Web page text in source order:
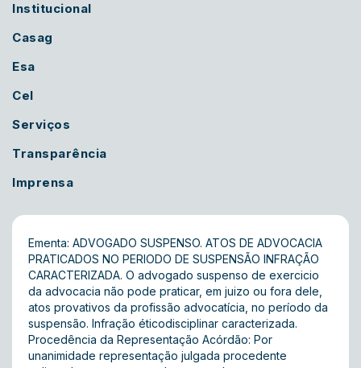
Institucional
Casag
Esa
Cel
Serviços
Transparência
Imprensa
Ementa: ADVOGADO SUSPENSO. ATOS DE ADVOCACIA
PRATICADOS NO PERIODO DE SUSPENSÃO INFRAÇÃO
CARACTERIZADA. O advogado suspenso de exercicio
da advocacia não pode praticar, em juizo ou fora dele,
atos provativos da profissão advocatícia, no período da
suspensão. Infração éticodisciplinar caracterizada.
Procedência da Representação Acórdão: Por
unanimidade representação julgada procedente